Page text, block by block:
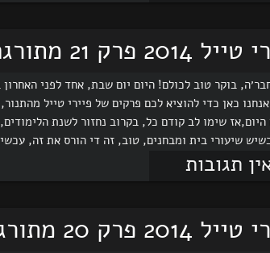
פרק 21 מתורגם לעברית!!!
בוקר טוב לכולם! היום יום שבת, אחד לפני
כאן כדי להוציא לכם פרקים של פיירי טייל
היום,אז שימו לב קודם כל, בקרוב נחזור לשנת
שיעורי בית ומבחנים, טוב, זה די הורס את זה,
תגובות
פרק 20 מתורגם לעברית!!